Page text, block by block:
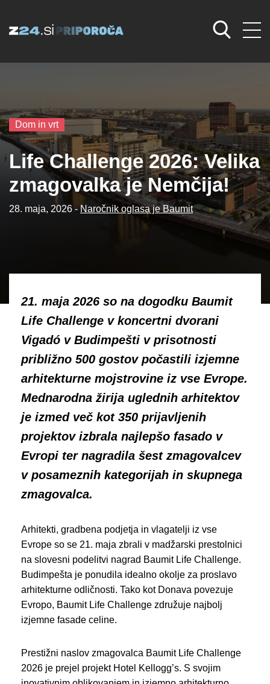
Dom in vrt
Life Challenge 2026: Velika
zmagovalka je Nemčija!
28. maja, 2026 -Naročnik oglasa je Baumit
21. maja 2026 so na dogodku Baumit
Life Challenge v koncertni dvorani
Vigadó v Budimpešti v prisotnosti
približno 500 gostov počastili izjemne
arhitekturne mojstrovine iz vse Evrope.
Mednarodna žirija uglednih arhitektov
je izmed več kot 350 prijavljenih
projektov izbrala najlepšo fasado v
Evropi ter nagradila šest zmagovalcev
v posameznih kategorijah in skupnega
zmagovalca.
Arhitekti, gradbena podjetja in vlagatelji iz vse
Evrope so se 21. maja zbrali v madžarski prestolnici
na slovesni podelitvi nagrad Baumit Life Challenge.
Budimpešta je ponudila idealno okolje za proslavo
arhitekturne odličnosti. Tako kot Donava povezuje
Evropo, Baumit Life Challenge združuje najbolj
izjemne fasade celine.
Prestižni naslov zmagovalca Baumit Life Challenge
2026 je prejel projekt Hotel Kellogg’s. S svojim